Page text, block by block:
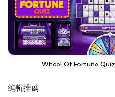
Wheel Of Fortune Quiz
編輯推薦